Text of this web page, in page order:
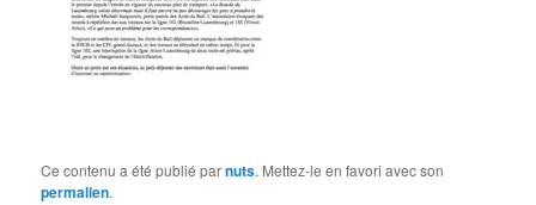
Ce contenu a été publié parnuts. Mettez-le en favori avec son
permalien.